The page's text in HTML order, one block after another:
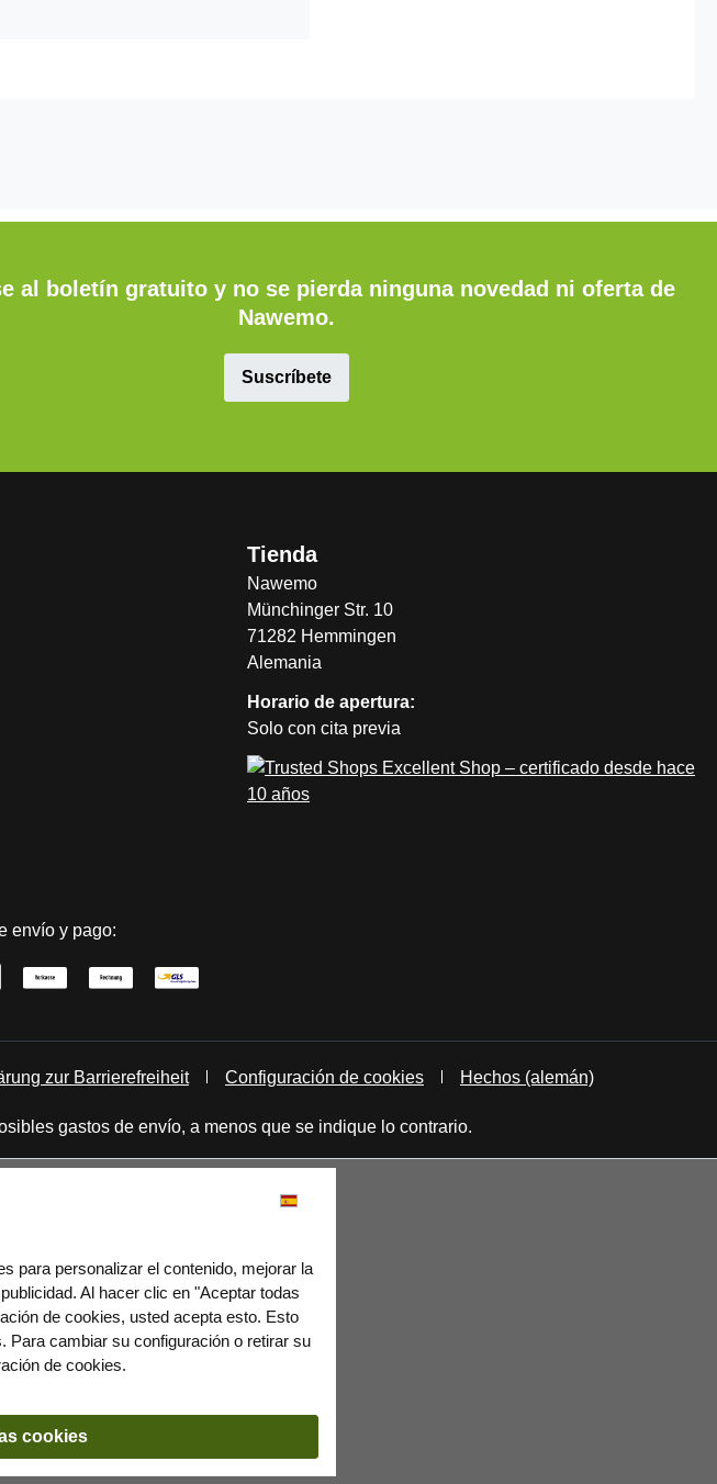
para personalizar el contenido, mejorar la
Al hacer clic en "Aceptar todas
de cookies, usted acepta esto. Esto
Para cambiar su configuración o retirar su
de cookies.
cookies
al boletín gratuito y no se pierda ninguna novedad ni oferta de
Nawemo.
Suscríbete
Tienda
Nawemo
Münchinger Str. 10
71282 Hemmingen
Alemania
Horario de apertura:
Solo con cita previa
envío y pago:
zur Barrierefreiheit Configuración de cookies Hechos (alemán)
gastos de envío, a menos que se indique lo contrario.